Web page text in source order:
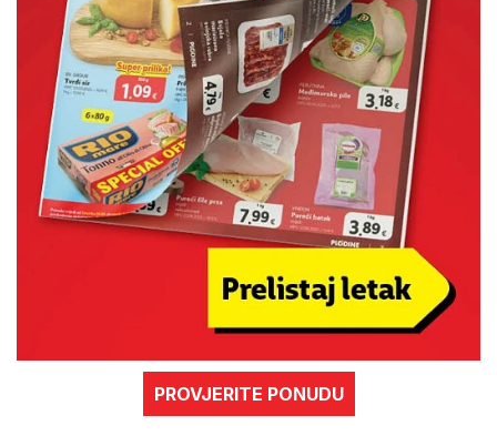
PROVJERITE PONUDU